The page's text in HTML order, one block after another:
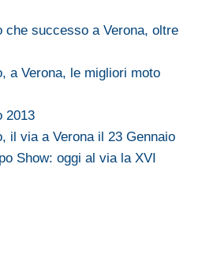
che successo a Verona, oltre
a Verona, le migliori moto
2013
il via a Verona il 23 Gennaio
Show: oggi al via la XVI